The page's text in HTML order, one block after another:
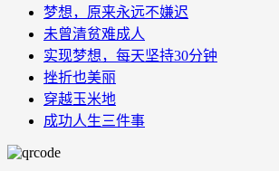
梦想，原来永远不嫌迟
未曾清贫难成人
实现梦想，每天坚持30分钟
挫折也美丽
穿越玉米地
成功人生三件事